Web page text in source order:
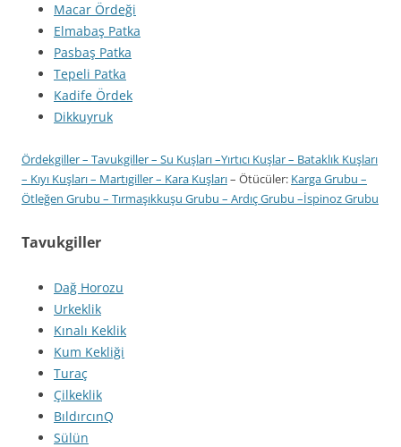
Macar Ördeği
Elmabaş Patka
Pasbaş Patka
Tepeli Patka
Kadife Ördek
Dikkuyruk
Ördekgiller– Tavukgiller– Su Kuşları–Yırtıcı Kuşlar– Bataklık Kuşları
– Kıyı Kuşları– Martıgiller– Kara Kuşları– Ötücüler: Karga Grubu –
Ötleğen Grubu – Tırmaşıkkuşu Grubu – Ardıç Grubu –İspinoz Grubu
Tavukgiller
Dağ Horozu
Urkeklik
Kınalı Keklik
Kum Kekliği
Turaç
Çilkeklik
BıldırcınQ
Sülün